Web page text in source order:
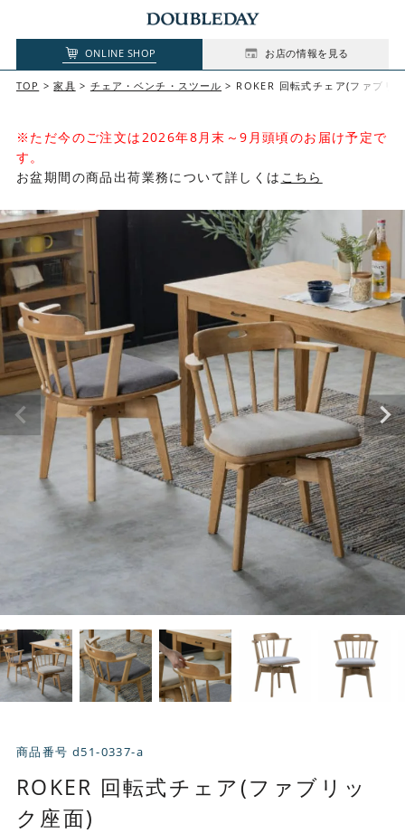
ONLINE SHOP お店の情報を見る
TOP 家具 チェア・ベンチ・スツール ROKER 回転式チェア(ファブリ
※ただ今のご注文は2026年8月末～9月頭頃のお届け予定で
す。
お盆期間の商品出荷業務について詳しくは こちら
商品番号 d51-0337-a
ROKER 回転式チェア(ファブリッ
ク座面)